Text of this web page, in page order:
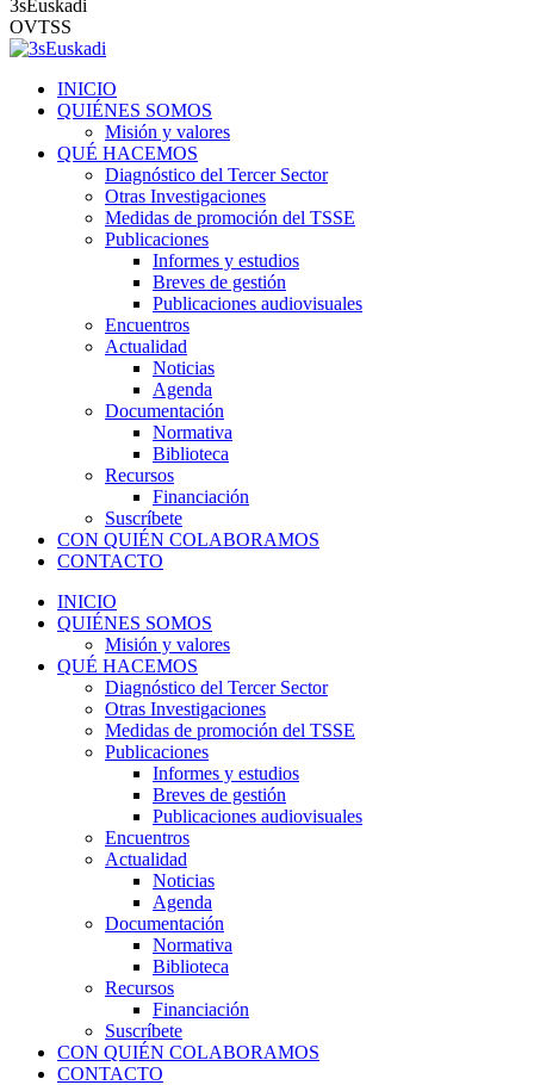
3sEuskadi
OVTSS
INICIO
QUIÉNES SOMOS
Misión y valores
QUÉ HACEMOS
Diagnóstico del Tercer Sector
Otras Investigaciones
Medidas de promoción del TSSE
Publicaciones
Informes y estudios
Breves de gestión
Publicaciones audiovisuales
Encuentros
Actualidad
Noticias
Agenda
Documentación
Normativa
Biblioteca
Recursos
Financiación
Suscríbete
CON QUIÉN COLABORAMOS
CONTACTO
INICIO
QUIÉNES SOMOS
Misión y valores
QUÉ HACEMOS
Diagnóstico del Tercer Sector
Otras Investigaciones
Medidas de promoción del TSSE
Publicaciones
Informes y estudios
Breves de gestión
Publicaciones audiovisuales
Encuentros
Actualidad
Noticias
Agenda
Documentación
Normativa
Biblioteca
Recursos
Financiación
Suscríbete
CON QUIÉN COLABORAMOS
CONTACTO